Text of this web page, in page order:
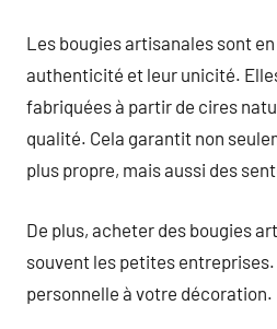
Les bougies artisanales sont
authenticité et leur unicité.
fabriquées à partir de cires
qualité. Cela garantit non
plus propre, mais aussi des
De plus, acheter des bougies
souvent les petites
personnelle à votre décoration.